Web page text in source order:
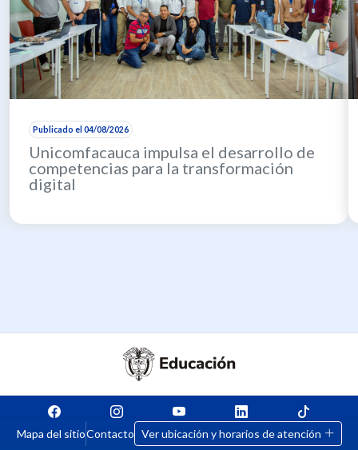
Publicado el 04/08/2026
Unicomfacauca impulsa el desarrollo de
competencias para la transformación
digital
Mapa del sitioContacto Ver ubicación y horarios de atención